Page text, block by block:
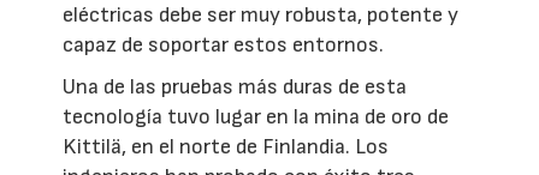
eléctricas debe ser muy robusta, potente y
capaz de soportar estos entornos.
Una de las pruebas más duras de esta
tecnología tuvo lugar en la mina de oro de
Kittilä, en el norte de Finlandia. Los